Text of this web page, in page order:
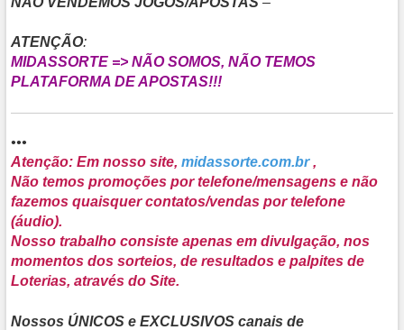
ATENÇÃO:
MIDASSORTE => NÃO SOMOS, NÃO TEMOS
PLATAFORMA DE APOSTAS!!!
•••
Atenção: Em nosso site,midassorte.com.br,
Não temos promoções por telefone/mensagens e não
fazemos quaisquer contatos/vendas por telefone
(áudio).
Nosso trabalho consiste apenas em divulgação, nos
momentos dos sorteios, de resultados e palpites de
Loterias, através do Site.
Nossos ÚNICOS e EXCLUSIVOS canais de